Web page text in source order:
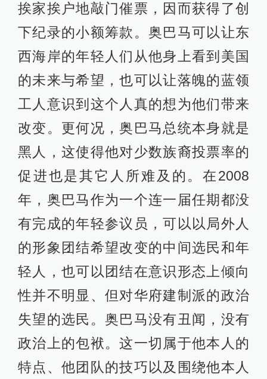
挨家挨户地敲门催票，因而获得了创
下纪录的小额筹款。奥巴马可以让东
西海岸的年轻人们从他身上看到美国
的未来与希望，也可以让落魄的蓝领
工人意识到这个人真的想为他们带来
改变。更何况，奥巴马总统本身就是
黑人，这使得他对少数族裔投票率的
促进也是其它人所难及的。在2008
年，奥巴马作为一个连一届任期都没
有完成的年轻参议员，可以以局外人
的形象团结希望改变的中间选民和年
轻人，也可以团结在意识形态上倾向
性并不明显、但对华府建制派的政治
失望的选民。奥巴马没有丑闻，没有
政治上的包袱。这一切属于他本人的
特点、他团队的技巧以及围绕他本人